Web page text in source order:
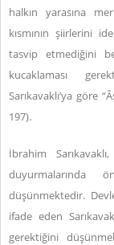
halkın yarasına
kısmının şiirlerini
tasvip etmediğini
kucaklaması
Sarıkavaklı’ya göre
197).
İbrahim
duyurmalarında
düşünmektedir.
ifade eden
gerektiğini